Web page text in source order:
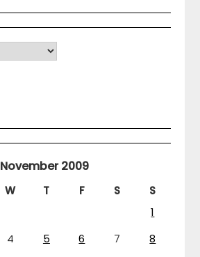
November 2009
W T F S
S
1
4 5 6 7
8